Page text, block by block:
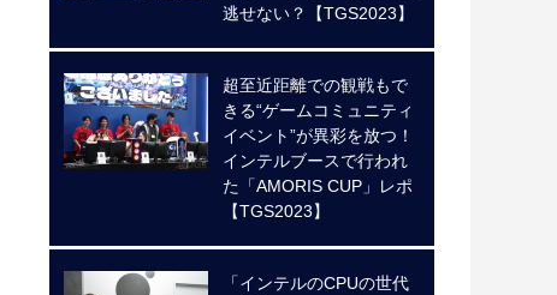
逃せない？【TGS2023】
超至近距離での観戦もで
きる“ゲームコミュニティ
イベント”が異彩を放つ！
インテルブースで行われ
た「AMORIS CUP」レポ
【TGS2023】
「インテルのCPUの世代